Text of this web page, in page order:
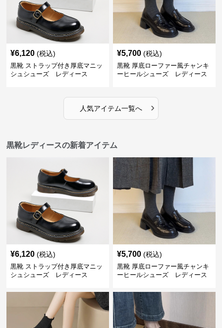
¥6,120 (税込)
黒靴 ストラップ付き厚底マニッ
シュシューズ レディース
¥5,700 (税込)
黒靴 厚底ローファー風チャンキ
ーヒールシューズ レディース
人気アイテム一覧へ ›
黒靴レディースの新着アイテム
¥6,120 (税込)
黒靴 ストラップ付き厚底マニッ
シュシューズ レディース
¥5,700 (税込)
黒靴 厚底ローファー風チャンキ
ーヒールシューズ レディース